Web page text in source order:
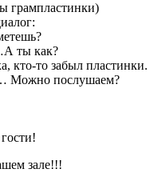
грампластинки)
ты как?
кто-то забыл пластинки.
Можно послушаем?
зале!!!